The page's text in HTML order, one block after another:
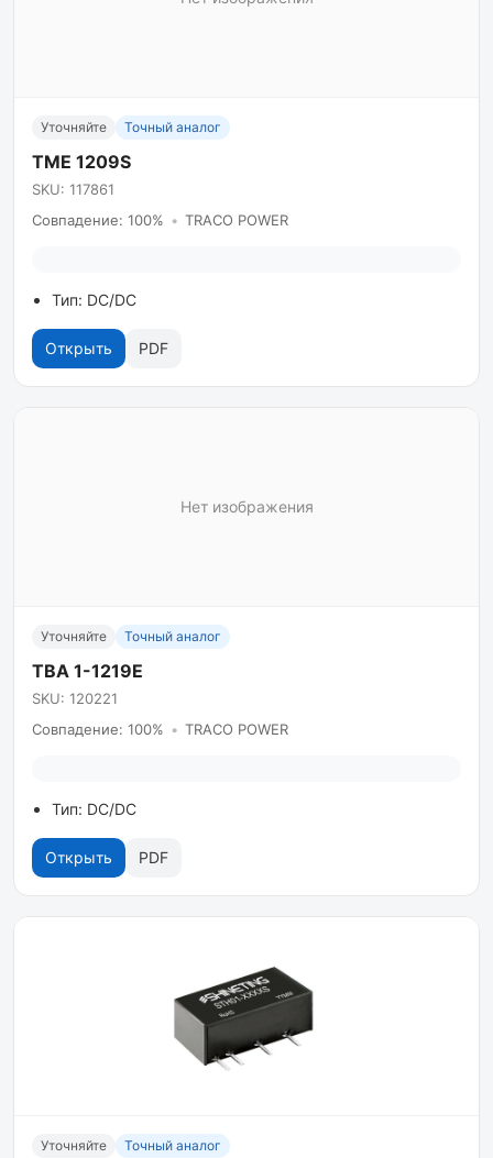
Уточняйте Точный аналог
TME 1209S
SKU: 117861
Совпадение: 100% • TRACO POWER
Тип: DC/DC
Открыть PDF
Нет изображения
Уточняйте Точный аналог
TBA 1-1219E
SKU: 120221
Совпадение: 100% • TRACO POWER
Тип: DC/DC
Открыть PDF
Уточняйте Точный аналог